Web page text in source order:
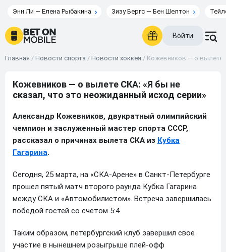
Энн Ли — Елена Рыбакина Зизу Бергс — Бен Шелтон
Войти
Главная / Новости спорта / Новости хоккея / Кожевников — о вылете
Кожевников — о вылете СКА: «Я бы не
сказал, что это неожиданный исход серии»
Александр Кожевников, двукратный олимпийский
чемпион и заслуженный мастер спорта СССР,
рассказал о причинах вылета СКА из Кубка
Гагарина.
Сегодня, 25 марта, на «СКА-Арене» в Санкт-Петербурге
прошел пятый матч второго раунда Кубка Гагарина
между СКА и «Автомобилистом». Встреча завершилась
победой гостей со счетом 5:4.
Таким образом, петербургский клуб завершил свое
участие в нынешнем розыгрыше плей-офф